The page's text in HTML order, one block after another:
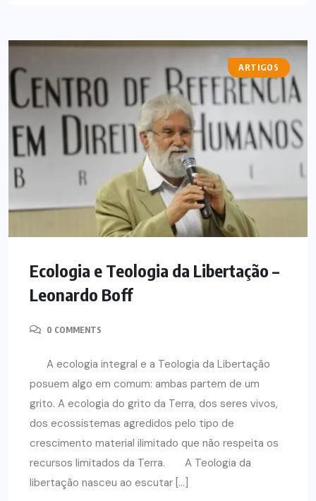
ARTIGOS
Ecologia e Teologia da Libertação –
Leonardo Boff
0 COMMENTS
A ecologia integral e a Teologia da Libertação
posuem algo em comum: ambas partem de um
grito. A ecologia do grito da Terra, dos seres vivos,
dos ecossistemas agredidos pelo tipo de
crescimento material ilimitado que não respeita os
recursos limitados da Terra. A Teologia da
libertação nasceu ao escutar […]